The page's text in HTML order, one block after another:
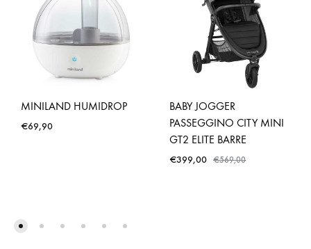
MINILAND HUMIDROP
€69,90
BABY JOGGER
PASSEGGINO CITY MINI
GT2 ELITE BARRE
€399,00 €569,00